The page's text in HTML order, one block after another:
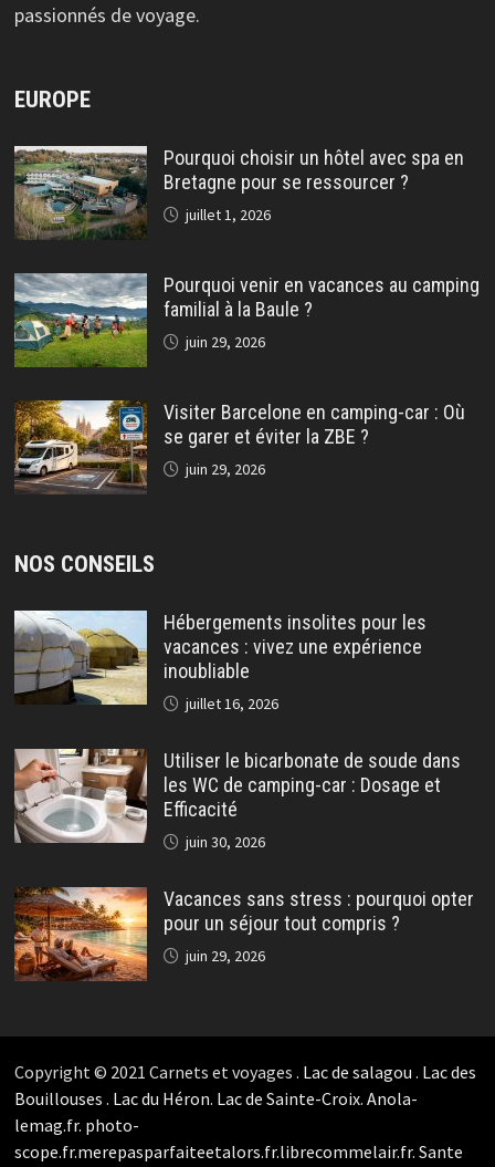
passionnés de voyage.
EUROPE
Pourquoi choisir un hôtel avec spa en
Bretagne pour se ressourcer ?
juillet 1, 2026
Pourquoi venir en vacances au camping
familial à la Baule ?
juin 29, 2026
Visiter Barcelone en camping-car : Où
se garer et éviter la ZBE ?
juin 29, 2026
NOS CONSEILS
Hébergements insolites pour les
vacances : vivez une expérience
inoubliable
juillet 16, 2026
Utiliser le bicarbonate de soude dans
les WC de camping-car : Dosage et
Efficacité
juin 30, 2026
Vacances sans stress : pourquoi opter
pour un séjour tout compris ?
juin 29, 2026
Copyright © 2021 Carnets et voyages . Lac de salagou . Lac des
Bouillouses . Lac du Héron. Lac de Sainte-Croix.Anola-
lemag.fr. photo-
scope.fr.merepasparfaiteetalors.fr.librecommelair.fr.Sante